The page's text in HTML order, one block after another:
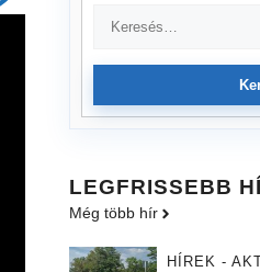
LEGFRISSEBB
Még több hír
HÍREK -